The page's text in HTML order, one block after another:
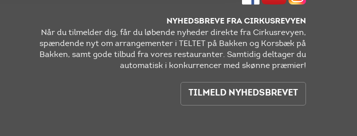
NYHEDSBREVE FRA CIRKUSREVYEN
Når du tilmelder dig, får du løbende nyheder direkte fra Cirkusrevyen,
spændende nyt om arrangementer i TELTET på Bakken og Korsbæk på
Bakken, samt gode tilbud fra vores restauranter. Samtidig deltager du
automatisk i konkurrencer med skønne præmier!
TILMELD NYHEDSBREVET